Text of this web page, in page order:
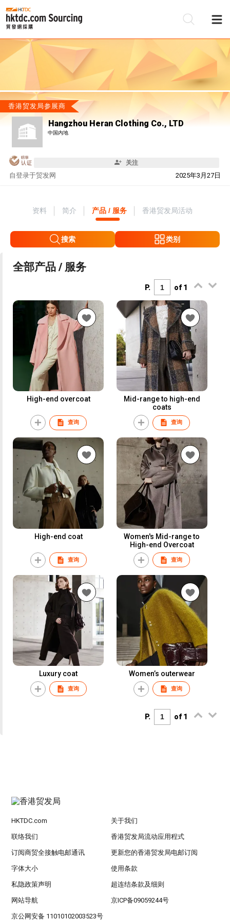
香港贸发局参展商
Hangzhou Heran Clothing Co., LTD
中国内地
关注
自 2025年3月27日
登录于贸发网
资料 简介 产品 / 服务 香港贸发局活动
搜索 类别
全部产品 / 服务
P. of 1
High-end overcoat
查询
Mid-range to high-end
coats
查询
High-end coat
查询
Women's Mid-range to
High-end Overcoat
查询
Luxury coat
查询
Women’s outerwear
查询
P. of 1
HKTDC.com 关于我们
联络我们 香港贸发局流动应用程式
订阅商贸全接触电邮通讯 更新您的香港贸发局电邮订阅
字体大小 使用条款
私隐政策声明 超连结条款及细则
网站导航 京ICP备09059244号
京公网安备 11010102003523号